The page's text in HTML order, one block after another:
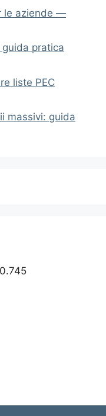
le aziende —
guida pratica
liste PEC
massivi: guida